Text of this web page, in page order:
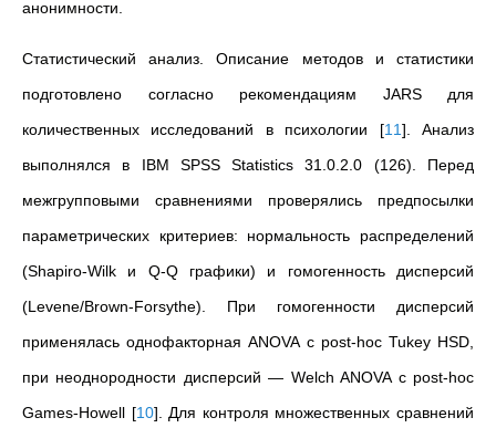
анонимности.
Статистический анализ.Описание методов и статистики
подготовлено согласно рекомендациям JARS для
количественных исследований в психологии [11] . Анализ
выполнялся в IBM SPSS Statistics 31.0.2.0 (126). Перед
межгрупповыми сравнениями проверялись предпосылки
параметрических критериев: нормальность распределений
(Shapiro-Wilk и Q-Q графики) и гомогенность дисперсий
(Levene/Brown-Forsythe). При гомогенности дисперсий
применялась однофакторная ANOVA с post-hoc Tukey HSD,
при неоднородности дисперсий — Welch ANOVA с post-hoc
Games-Howell [10] . Для контроля множественных сравнений